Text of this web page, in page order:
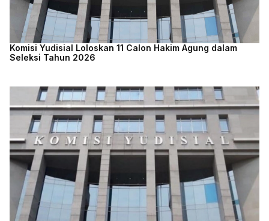
Komisi Yudisial Loloskan 11 Calon Hakim Agung dalam
Seleksi Tahun 2026